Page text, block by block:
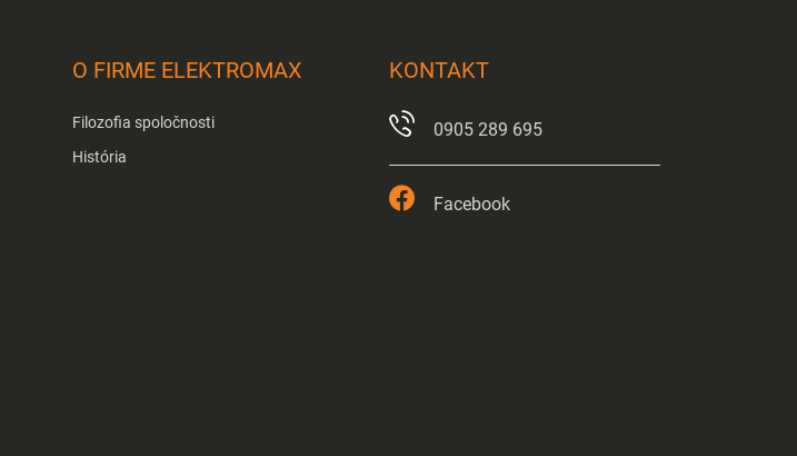
O FIRME ELEKTROMAX
Filozofia spoločnosti
História
KONTAKT
0905 289 695
Facebook